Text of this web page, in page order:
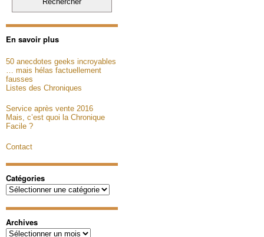
En savoir plus
50 anecdotes geeks incroyables
… mais hélas factuellement
fausses
Listes des Chroniques
Service après vente 2016
Mais, c’est quoi la Chronique
Facile ?
Contact
Catégories
Catégories
Archives
Archives